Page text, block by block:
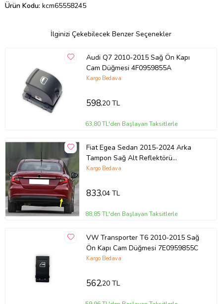
Ürün Kodu: kcm65558245
İlginizi Çekebilecek Benzer Seçenekler
Audi Q7 2010-2015 Sağ Ön Kapı
Cam Düğmesi 4F0959855A
Kargo Bedava
598,20 TL
63,80 TL'den Başlayan Taksitlerle
Fiat Egea Sedan 2015-2024 Arka
Tampon Sağ Alt Reflektörü
51998149
Kargo Bedava
833,04 TL
88,85 TL'den Başlayan Taksitlerle
VW Transporter T6 2010-2015 Sağ
Ön Kapı Cam Düğmesi 7E0959855C
Kargo Bedava
562,20 TL